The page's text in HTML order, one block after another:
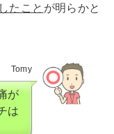
したこと が明らかと
Tomy
が
は